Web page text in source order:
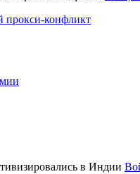
прокси-конфликт